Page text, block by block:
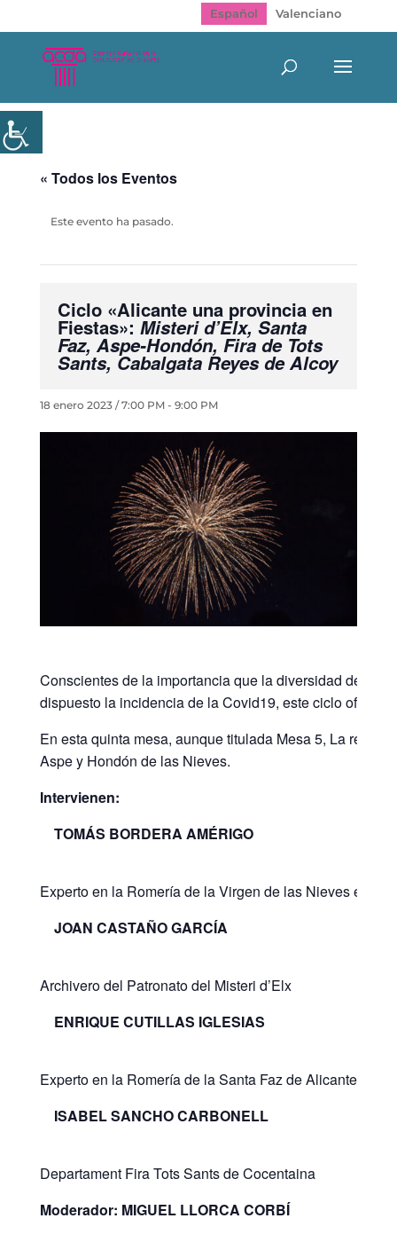
Español Valenciano
« Todos los Eventos
Este evento ha pasado.
Ciclo «Alicante una provincia en
Fiestas»: Misteri d’Elx, Santa
Faz, Aspe-Hondón, Fira de Tots
Sants, Cabalgata Reyes de Alcoy
18 enero 2023 / 7:00 PM- 9:00 PM
Conscientes de la importancia que la diversidad de
dispuesto la incidencia de la Covid19, este ciclo ofrece
En esta quinta mesa, aunque titulada Mesa 5, La
Aspe y Hondón de las Nieves.
Intervienen:
TOMÁS BORDERA AMÉRIGO
Experto en la Romería de la Virgen de las Nieves en
JOAN CASTAÑO GARCÍA
Archivero del Patronato del Misteri d’Elx
ENRIQUE CUTILLAS IGLESIAS
Experto en la Romería de la Santa Faz de Alicante.
ISABEL SANCHO CARBONELL
Departament Fira Tots Sants de Cocentaina
Moderador: MIGUEL LLORCA CORBÍ